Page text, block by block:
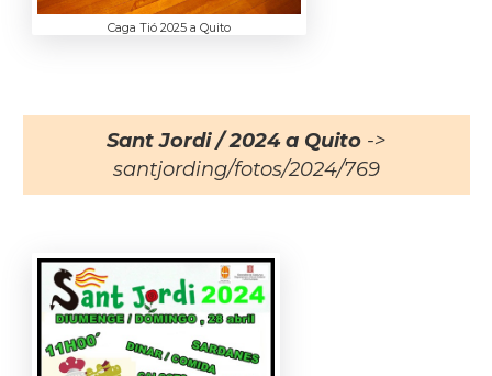
Caga Tió 2025 a Quito
Sant Jordi / 2024 a Quito ->
santjording/fotos/2024/769